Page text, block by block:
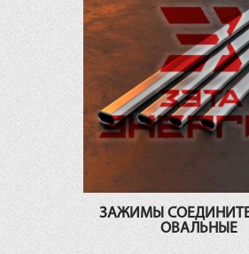
ЗАЖИМЫ
ОВАЛЬНЫЕ